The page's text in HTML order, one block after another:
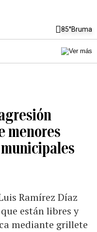
85°Bruma
menores
Ramírez Díaz
están libres y
mediante grillete